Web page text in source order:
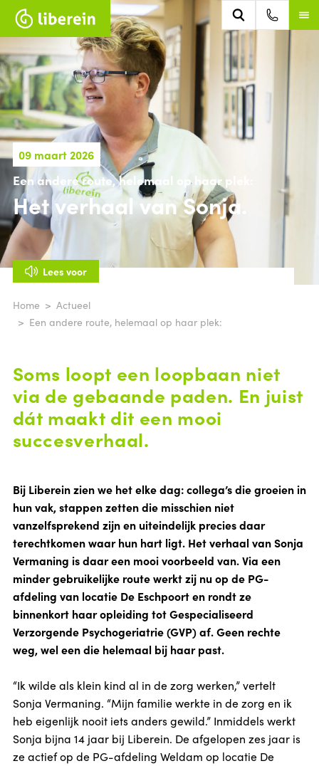
09 maart 2026
Een andere route, helemaal op haar plek:
Het verhaal van Sonja.
Lees voor
Home
Actueel
Een andere route, helemaal op haar plek:
Soms loopt een loopbaan niet
via de gebaande paden. En juist
dát maakt dit een mooi
succesverhaal.
Bij Liberein zien we het elke dag: collega’s die groeien in
hun vak, stappen zetten die misschien niet
vanzelfsprekend zijn en uiteindelijk precies daar
terechtkomen waar hun hart ligt. Het verhaal van Sonja
Vermaning is daar een mooi voorbeeld van. Via een
minder gebruikelijke route werkt zij nu op de PG-
afdeling van locatie De Eschpoort en rondt ze
binnenkort haar opleiding tot Gespecialiseerd
Verzorgende Psychogeriatrie (GVP) af. Geen rechte
weg, wel een die helemaal bij haar past.
“Ik wilde als klein kind al in de zorg werken,” vertelt
Sonja Vermaning. “Mijn familie werkte in de zorg en ik
heb eigenlijk nooit iets anders gewild.” Inmiddels werkt
Sonja bijna 14 jaar bij Liberein. De afgelopen zes jaar is
ze actief op de PG-afdeling Weldam op locatie De